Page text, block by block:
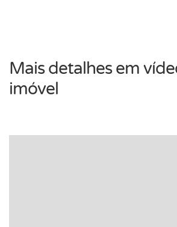
Mais detalhes em
imóvel